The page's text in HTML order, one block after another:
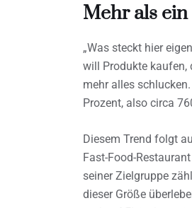
Mehr als
„Was steckt hier
will Produkte kaufen,
mehr alles
Prozent, also circa
Diesem Trend folgt
Fast-Food-
seiner Zielgruppe
dieser Größe